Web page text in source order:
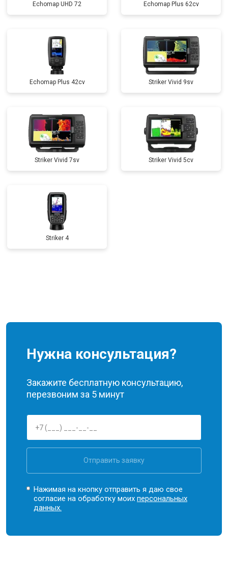
Echomap UHD 72 Echomap Plus 62cv
Echomap Plus 42cv Striker Vivid 9sv
Striker Vivid 7sv Striker Vivid 5cv
Striker 4
Нужна консультация?
Закажите бесплатную консультацию,
перезвоним за 5 минут
Отправить заявку
Нажимая на кнопку отправить я даю свое
согласие на обработку моихперсональных
данных.